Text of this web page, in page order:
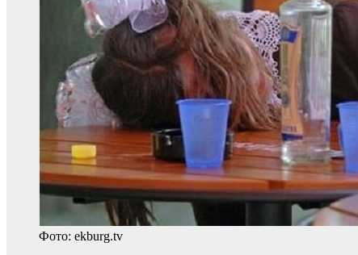
Фото: ekburg.tv